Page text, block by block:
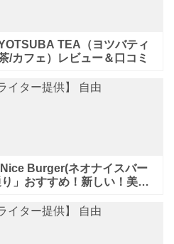
TEA（ヨツバティ
/カフェ）レビュー＆口コミ
Burger(ネオナイスバー
」おすすめ！新しい！美味